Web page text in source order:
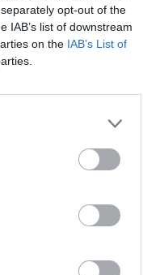
opt-out of the
IAB’s list of downstream
on the IAB’s List of